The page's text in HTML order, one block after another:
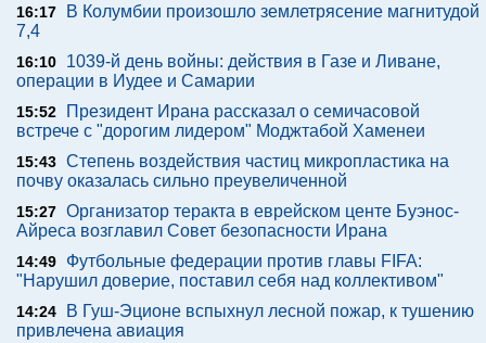
16:17
В Колумбии произошло землетрясение магнитудой
7,4
16:10
1039-й день войны: действия в Газе и Ливане,
операции в Иудее и Самарии
15:52
Президент Ирана рассказал о семичасовой
встрече с "дорогим лидером" Моджтабой Хаменеи
15:43 Степень воздействия частиц микропластика на
почву оказалась сильно преувеличенной
15:27 Организатор теракта в еврейском центе Буэнос-
Айреса возглавил Совет безопасности Ирана
14:49
Футбольные федерации против главы FIFA:
"Нарушил доверие, поставил себя над коллективом"
14:24
В Гуш-Эционе вспыхнул лесной пожар, к тушению
привлечена авиация